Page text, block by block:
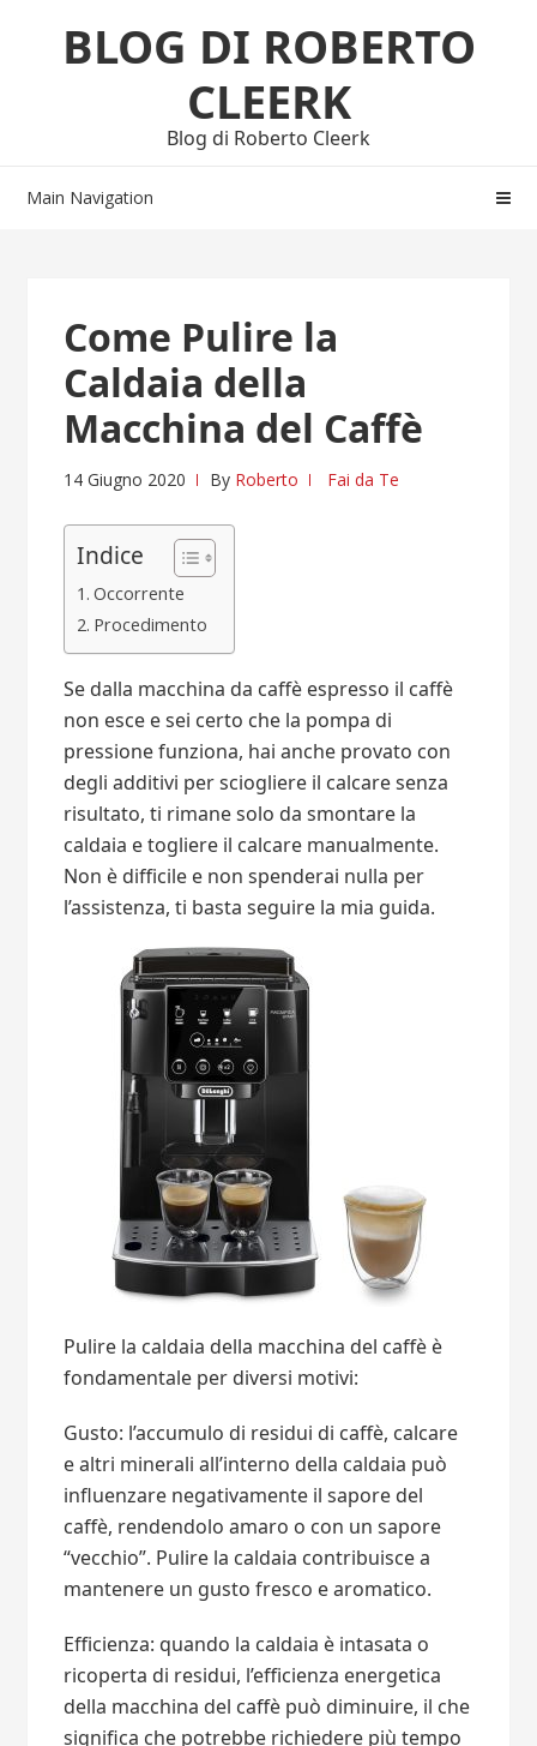
BLOG DI ROBERTO
CLEERK
Blog di Roberto Cleerk
Main Navigation
Come Pulire la
Caldaia della
Macchina del Caffè
14 Giugno 2020 By Roberto Fai da Te
Indice
Occorrente
Procedimento
Se dalla macchina da caffè espresso il caffè
non esce e sei certo che la pompa di
pressione funziona, hai anche provato con
degli additivi per sciogliere il calcare senza
risultato, ti rimane solo da smontare la
caldaia e togliere il calcare manualmente.
Non è difficile e non spenderai nulla per
l’assistenza, ti basta seguire la mia guida.
Pulire la caldaia della macchina del caffè è
fondamentale per diversi motivi:
Gusto: l’accumulo di residui di caffè, calcare
e altri minerali all’interno della caldaia può
influenzare negativamente il sapore del
caffè, rendendolo amaro o con un sapore
“vecchio”. Pulire la caldaia contribuisce a
mantenere un gusto fresco e aromatico.
Efficienza: quando la caldaia è intasata o
ricoperta di residui, l’efficienza energetica
della macchina del caffè può diminuire, il che
significa che potrebbe richiedere più tempo